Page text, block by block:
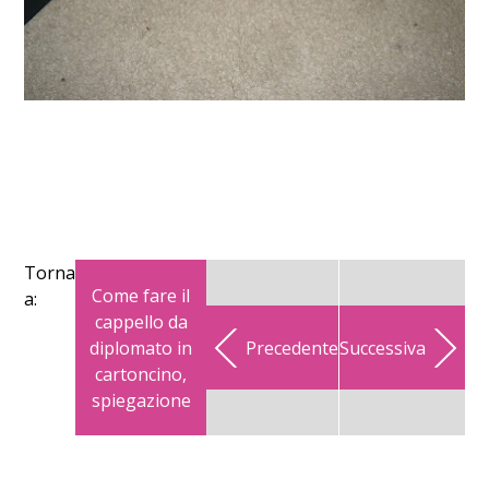
Torna
a:
Come fare il
cappello da
diplomato in
cartoncino,
spiegazione
PrecedenteSuccessiva